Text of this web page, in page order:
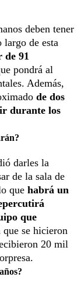
deben tener
largo de esta
de 91
pondrá al
Además,
de dos
durante los
darles la
de la sala de
que habrá un
que
se hicieron
20 mil